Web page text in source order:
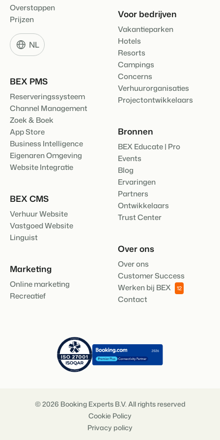
Klantverhaal Hofparken
Overstappen
Prijzen
NL
BEX PMS
Reserveringssysteem
Channel Management
Zoek & Boek
App Store
Business Intelligence
Eigenaren Omgeving
Website Integratie
BEX CMS
Verhuur Website
Vastgoed Website
Linguist
Marketing
Online marketing
Recreatief
Voor bedrijven
Vakantieparken
Hotels
Resorts
Campings
Concerns
Verhuurorganisaties
Projectontwikkelaars
Bronnen
BEX Educate | Pro
Events
Blog
Ervaringen
Partners
Ontwikkelaars
Trust Center
Over ons
Over ons
Customer Success
Werken bij BEX
12
Contact
© 2026 Booking Experts B.V. All rights reserved
Cookie Policy
Privacy policy